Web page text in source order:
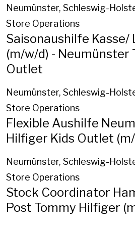
Neumünster, Schleswig-
Store Operations
Saisonaushilfe
(m/w/d) - Neumünster
Outlet
Neumünster, Schleswig-
Store Operations
Flexible Aushilfe
Hilfiger Kids Outlet
Neumünster, Schleswig-
Store Operations
Stock Coordinator
Post Tommy Hilfiger